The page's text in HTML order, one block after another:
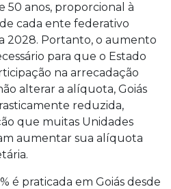
50 anos, proporcional à
cada ente federativo
2028. Portanto, o aumento
para que o Estado
na arrecadação
alterar a alíquota, Goiás
reduzida,
que muitas Unidades
aumentar sua alíquota
é praticada em Goiás desde